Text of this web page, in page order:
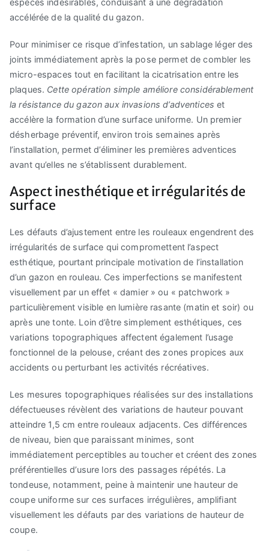
espèces indésirables, conduisant à une dégradation
accélérée de la qualité du gazon.
Pour minimiser ce risque d’infestation, un sablage léger des
joints immédiatement après la pose permet de combler les
micro-espaces tout en facilitant la cicatrisation entre les
plaques. Cette opération simple améliore considérablement
la résistance du gazon aux invasions d’adventices et
accélère la formation d’une surface uniforme. Un premier
désherbage préventif, environ trois semaines après
l’installation, permet d’éliminer les premières adventices
avant qu’elles ne s’établissent durablement.
Aspect inesthétique et irrégularités de
surface
Les défauts d’ajustement entre les rouleaux engendrent des
irrégularités de surface qui compromettent l’aspect
esthétique, pourtant principale motivation de l’installation
d’un gazon en rouleau. Ces imperfections se manifestent
visuellement par un effet « damier » ou « patchwork »
particulièrement visible en lumière rasante (matin et soir) ou
après une tonte. Loin d’être simplement esthétiques, ces
variations topographiques affectent également l’usage
fonctionnel de la pelouse, créant des zones propices aux
accidents ou perturbant les activités récréatives.
Les mesures topographiques réalisées sur des installations
défectueuses révèlent des variations de hauteur pouvant
atteindre 1,5 cm entre rouleaux adjacents. Ces différences
de niveau, bien que paraissant minimes, sont
immédiatement perceptibles au toucher et créent des zones
préférentielles d’usure lors des passages répétés. La
tondeuse, notamment, peine à maintenir une hauteur de
coupe uniforme sur ces surfaces irrégulières, amplifiant
visuellement les défauts par des variations de hauteur de
coupe.